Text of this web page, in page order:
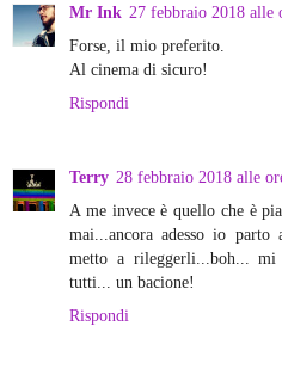
Mr Ink 27 febbraio 2018 alle
Forse, il mio preferito.
Al cinema di sicuro!
Rispondi
Terry 28 febbraio 2018 alle
A me invece è quello che è
mai...ancora adesso io
metto a rileggerli...boh...
tutti... un bacione!
Rispondi